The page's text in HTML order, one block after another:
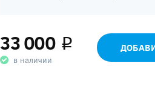
33 000 q
в наличии